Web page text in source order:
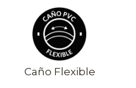
Caño Flexible